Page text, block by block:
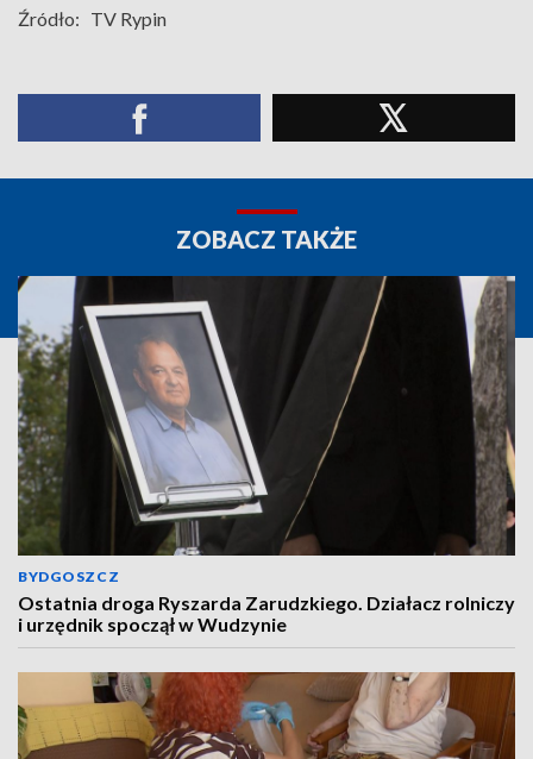
Źródło: TV Rypin
ZOBACZ TAKŻE
BYDGOSZCZ
Ostatnia droga Ryszarda Zarudzkiego. Działacz rolniczy
i urzędnik spoczął w Wudzynie